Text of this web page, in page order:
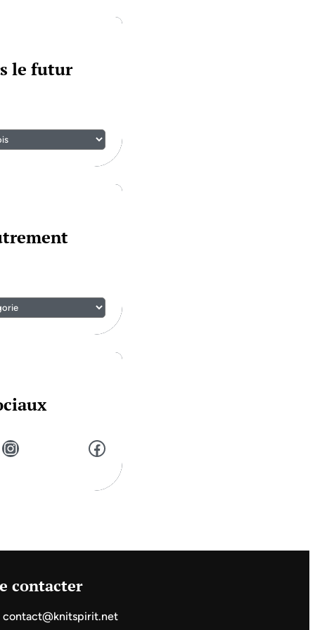
le futur
Instagram Facebook
contacter
contact@knitspirit.net